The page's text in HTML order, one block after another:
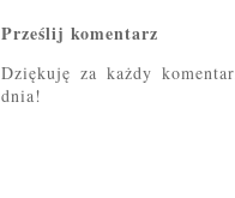
Prześlij komentarz
Dziękuję za każdy
dnia!